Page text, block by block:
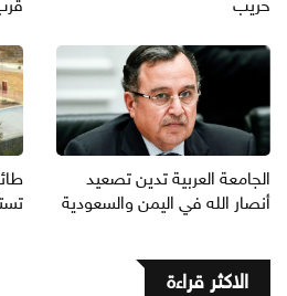
الجامعة العربية تدين تصعيد
أنصار الله في اليمن والسعودية
الاكثر قراءة